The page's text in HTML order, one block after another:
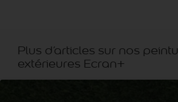
Plus d’articles sur nos
extérieures Ecran+